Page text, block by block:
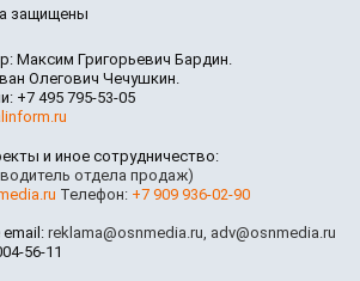
защищены
Максим Григорьевич Бардин.
Олегович Чечушкин.
+7 495 795-53-05
и иное сотрудничество:
отдела продаж)
Телефон: +7 909 936-02-90
reklama@osnmedia.ru, adv@osnmedia.ru
56-11